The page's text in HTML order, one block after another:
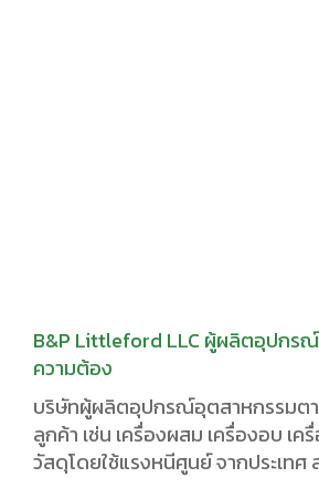
B&P Littleford LLC ผู้ผลิตอุปกร
ความต้อง
บริษัทผู้ผลิตอุปกรณ์อุตสาหกรรมต
ลูกค้า เช่น เครื่องผสม เครื่องอบ เค
วัสดุโดยใช้แรงหนีศูนย์ จากประเทศ